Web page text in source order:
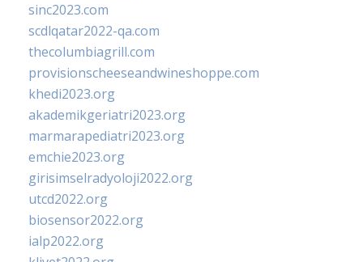
sinc2023.com
scdlqatar2022-qa.com
thecolumbiagrill.com
provisionscheeseandwineshoppe.com
khedi2023.org
akademikgeriatri2023.org
marmarapediatri2023.org
emchie2023.org
girisimselradyoloji2022.org
utcd2022.org
biosensor2022.org
ialp2022.org